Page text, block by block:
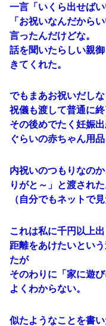
一言「いくら出せば
「お祝いなんだから
言ったんだけどな。
話を聞いたらしい親
きてくれた。
でもまあお祝いだし
祝儀も渡して普通に終
その後めでたく妊娠
ぐらいの赤ちゃん用
内祝いのつもりなの
りがと～」と渡された
（自分でもネットで
これは私に千円以上出
距離をあけたいとい
たが
そのわりに「家に遊
よくわからない。
似たようなことを書